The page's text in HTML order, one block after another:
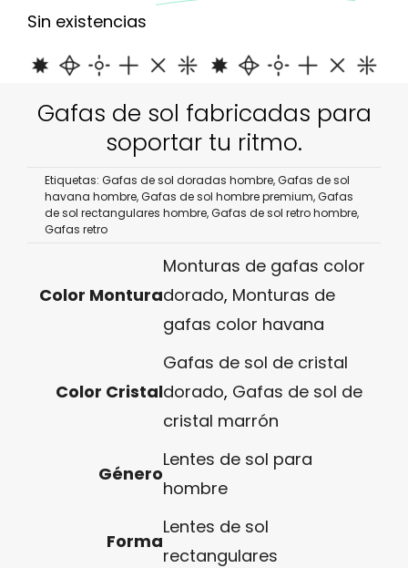
Sin existencias
Gafas de sol fabricadas para
soportar tu ritmo.
Etiquetas:Gafas de sol doradas hombre,Gafas de sol
havana hombre,Gafas de sol hombre premium,Gafas
de sol rectangulares hombre,Gafas de sol retro hombre,
Gafas retro
Color Montura
Monturas de gafas color
dorado, Monturas de
gafas color havana
Color Cristal
Gafas de sol de cristal
dorado, Gafas de sol de
cristal marrón
Género
Lentes de sol para
hombre
Forma
Lentes de sol
rectangulares